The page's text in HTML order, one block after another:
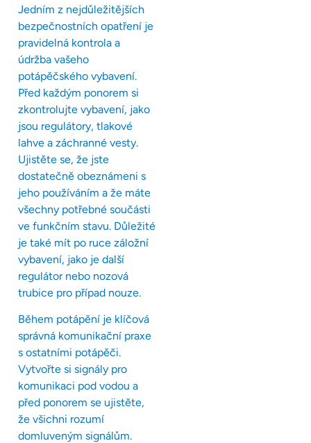
Jedním z nejdůležitějších
bezpečnostních opatření je
pravidelná kontrola a
údržba vašeho
potápěčského vybavení.
Před každým ponorem si
zkontrolujte vybavení, jako
jsou regulátory, tlakové
lahve a záchranné vesty.
Ujistěte se, že jste
dostatečně obeznámeni s
jeho používáním a že máte
všechny potřebné součásti
ve funkčním stavu. Důležité
je také mít po ruce záložní
vybavení, jako je další
regulátor nebo nozová
trubice pro případ nouze.
Během potápění je klíčová
správná komunikační praxe
s ostatními potápěči.
Vytvořte si signály pro
komunikaci pod vodou a
před ponorem se ujistěte,
že všichni rozumí
domluveným signálům.